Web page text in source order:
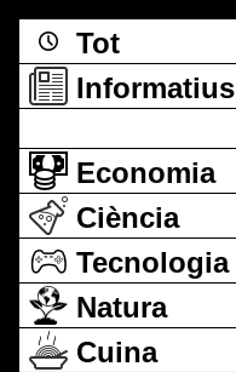
Tot
Informatius
Economia
Ciència
Tecnologia
Natura
Cuina